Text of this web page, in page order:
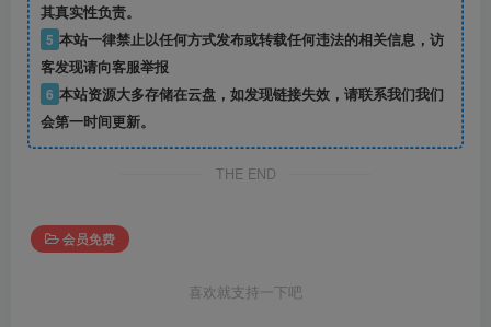
其真实性负责。
5 本站一律禁止以任何方式发布或转载任何违法的相关信息，访
客发现请向客服举报
6 本站资源大多存储在云盘，如发现链接失效，请联系我们我们
会第一时间更新。
THE END
会员免费
喜欢就支持一下吧